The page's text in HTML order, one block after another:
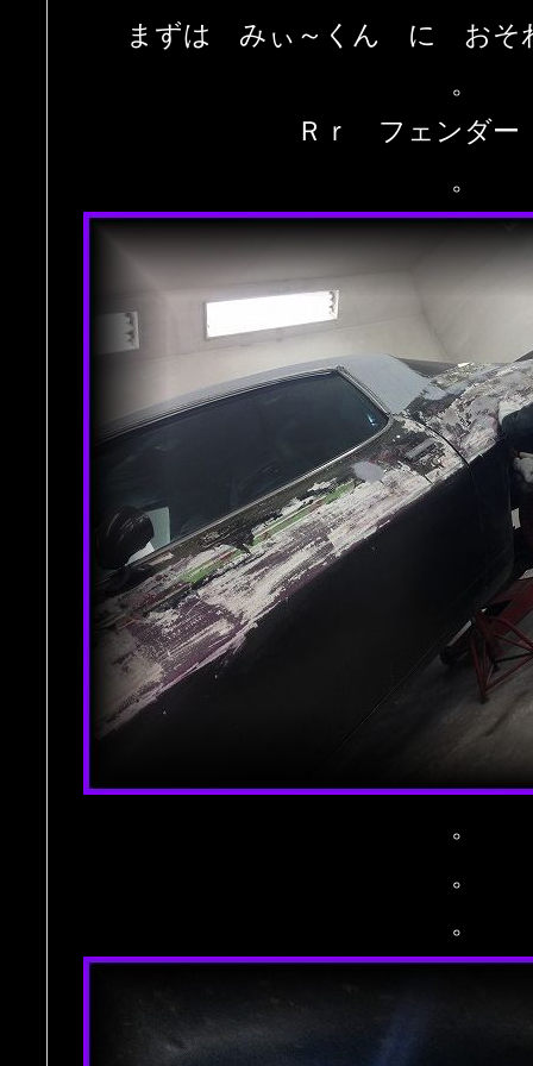
まずは みぃ～くん に おそ
。
Ｒｒ フェンダ
。
。
。
。